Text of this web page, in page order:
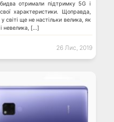
отримали підтримку 5G і
характеристики. Щоправда,
світі ще не настільки велика, як
невелика, […]
26 Лис, 2019